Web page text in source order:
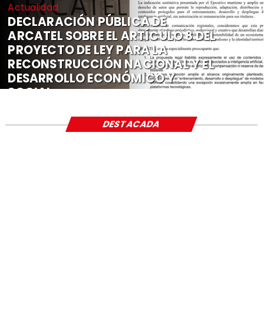
Actualidad
DECLARACIÓN PÚBLICA DE
ARCATEL SOBRE EL ARTÍCULO 8 DEL
PROYECTO DE LEY PARA LA
RECONSTRUCCIÓN NACIONAL Y EL
DESARROLLO ECONÓMICO Y
SOCIAL
DESTACADA